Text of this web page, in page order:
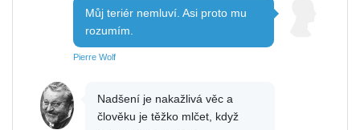
Můj teriér nemluví. Asi proto mu
rozumím.
Pierre Wolf
Nadšení je nakažlivá věc a
člověku je těžko mlčet, když